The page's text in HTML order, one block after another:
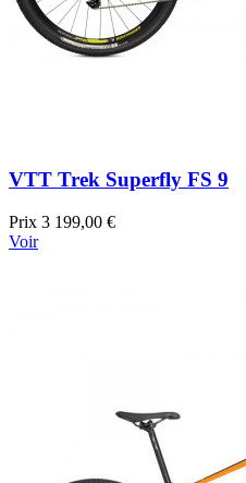
VTT Trek Superfly FS 9
Prix 3 199,00 €
Voir